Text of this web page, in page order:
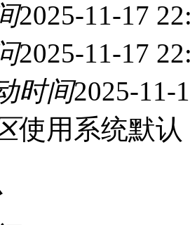
2025-11-17
2025-11-17
时间2025-11-
使用系统默认